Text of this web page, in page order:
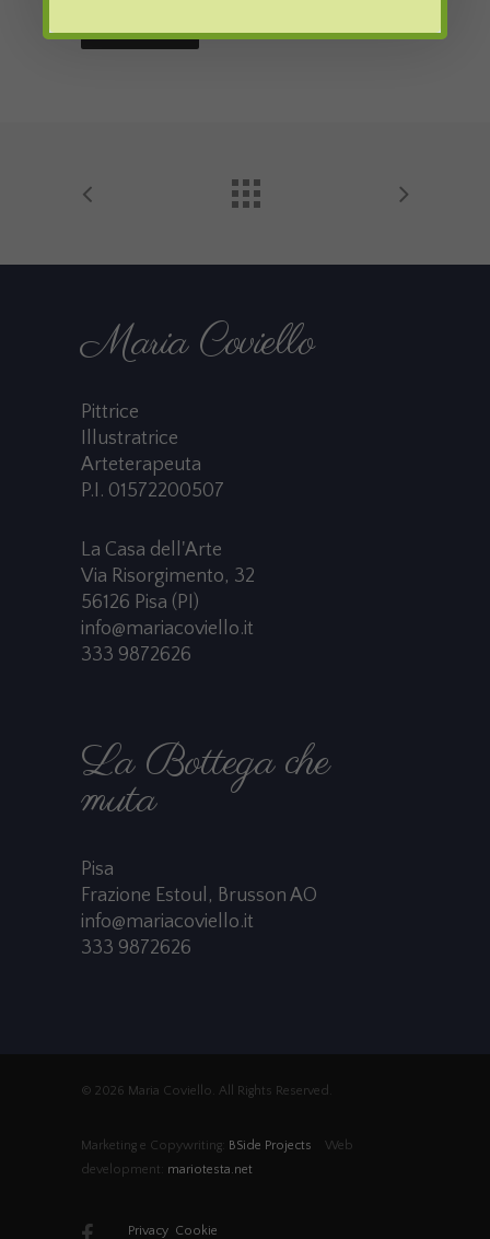
Maria Coviello
Pittrice
Illustratrice
Arteterapeuta
P.I. 01572200507
La Casa dell'Arte
Via Risorgimento, 32
56126 Pisa (PI)
info@mariacoviello.it
333 9872626
La Bottega che
muta
Pisa
Frazione Estoul, Brusson AO
info@mariacoviello.it
333 9872626
© 2026 Maria Coviello. All Rights Reserved.
Marketing e Copywriting: BSide Projects Web
development: mariotesta.net
Privacy Cookie